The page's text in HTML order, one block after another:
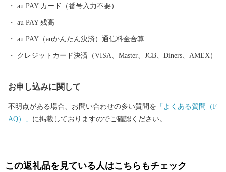
au PAY カード（番号入力不要）
au PAY 残高
au PAY（auかんたん決済）通信料金合算
クレジットカード決済（VISA、Master、JCB、Diners、AMEX）
お申し込みに関して
不明点がある場合、お問い合わせの多い質問を 「よくある質問（F
AQ）」 に掲載しておりますのでご確認ください。
この返礼品を見ている人はこちらもチェック